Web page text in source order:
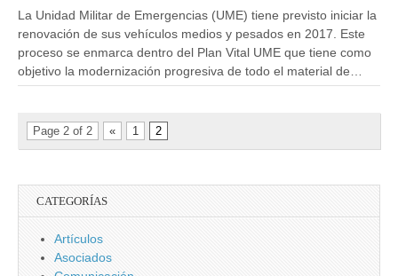
La Unidad Militar de Emergencias (UME) tiene previsto iniciar la
renovación de sus vehículos medios y pesados en 2017. Este
proceso se enmarca dentro del Plan Vital UME que tiene como
objetivo la modernización progresiva de todo el material de…
Page 2 of 2 « 1 2
CATEGORÍAS
Artículos
Asociados